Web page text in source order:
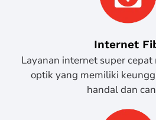
Internet
Layanan internet super
optik yang memiliki
handal dan